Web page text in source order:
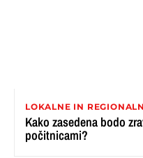
LOKALNE IN
Kako zasedena bodo
počitnicami?